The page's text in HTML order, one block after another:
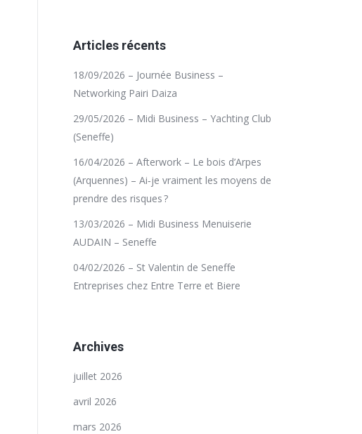
Articles récents
18/09/2026 – Journée Business –
Networking Pairi Daiza
29/05/2026 – Midi Business – Yachting Club
(Seneffe)
16/04/2026 – Afterwork – Le bois d’Arpes
(Arquennes) – Ai‑je vraiment les moyens de
prendre des risques ?
13/03/2026 – Midi Business Menuiserie
AUDAIN – Seneffe
04/02/2026 – St Valentin de Seneffe
Entreprises chez Entre Terre et Biere
Archives
juillet 2026
avril 2026
mars 2026